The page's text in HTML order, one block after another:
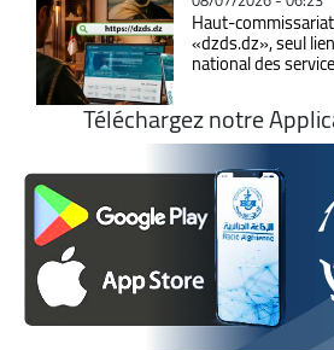
Haut-
«dzds.dz», seul
national des
Téléchargez notre